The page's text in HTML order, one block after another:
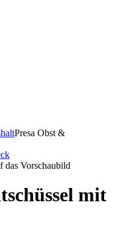
Presa Obst &
das Vorschaubild
mit